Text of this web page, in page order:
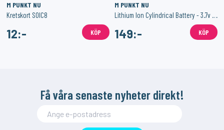
M PUNKT NU
Kretskort SOIC8
12:- KÖP
M PUNKT NU
Lithium Ion Cylindrical Battery - 3.7v 2200mAh
149:- KÖP
Få våra senaste nyheter direkt!